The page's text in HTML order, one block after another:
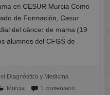
en CESUR Murcia Como
de Formación, Cesur
del cáncer de mama (19
alumnos del CFGS de
Diagnóstico y Medicina
Murcia 1 comentario